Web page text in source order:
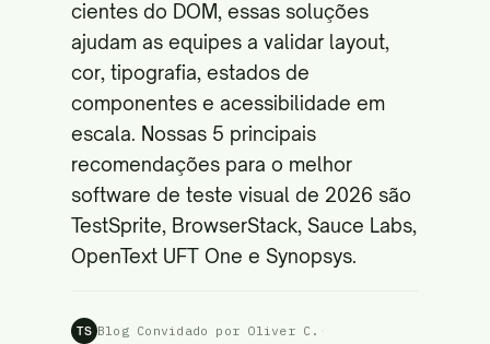
cientes do DOM, essas soluções
ajudam as equipes a validar layout,
cor, tipografia, estados de
componentes e acessibilidade em
escala. Nossas 5 principais
recomendações para o melhor
software de teste visual de 2026 são
TestSprite, BrowserStack, Sauce Labs,
OpenText UFT One e Synopsys.
TS Blog Convidado por Oliver C.